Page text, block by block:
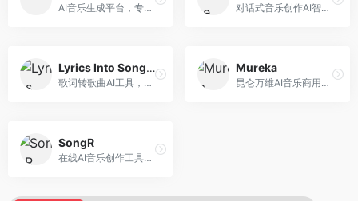
AI音乐生成平台，专注于免版税音乐创作。面向视频创作者和内容制作者，提供背景音乐生成、音乐定制等服务，音乐版权清晰，适合视频配乐场景。 对话式音乐创作AI智能体，支持自然语言交互创作。面向音乐爱好者，通过对话方式完成音乐创作，交互体验友好，创作过程直观。
Lyrics Into Song AI
歌词转歌曲AI工具，支持将歌词转化为完整歌曲。面向歌词创作者和音乐爱好者，提供歌词谱曲、编曲制作等服务，歌词音乐化效率高。
Mureka
昆仑万维AI音乐商用创作平台，专注于商业音乐授权。面向企业和商业用户，提供版权音乐生成、商用授权等服务，音乐版权清晰，商业应用安全。
SongR
在线AI音乐创作工具，支持歌词与旋律一体化生成。面向内容创作者和音乐爱好者，提供歌词创作、旋律生成、音乐制作等服务，操作简便，创作速度快。